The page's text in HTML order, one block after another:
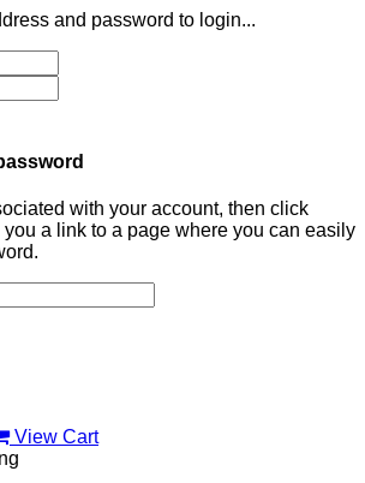
and password to login...
with your account, then click
a link to a page where you can easily
View Cart